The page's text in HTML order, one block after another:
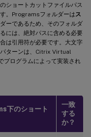
ショートカットファイルパス
。Programsフォルダーは ス
ーであるため、そのフォルダ
には、絶対パスに含める必要
は引用符が必要です。大文字
ターンは、Citrix Virtual
プログラムによって実装され
下のショート
一致
する
か？